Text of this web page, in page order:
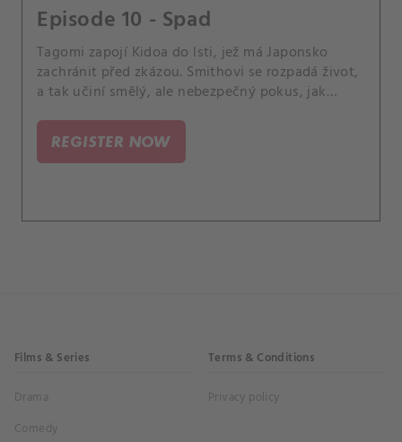
Episode 10 - Spad
Tagomi zapojí Kidoa do lsti, jež má Japonsko
zachránit před zkázou. Smithovi se rozpadá život,
a tak učiní smělý, ale nebezpečný pokus, jak
REGISTER NOW
Films & Series
Drama
Comedy
Terms & Conditions
Privacy policy